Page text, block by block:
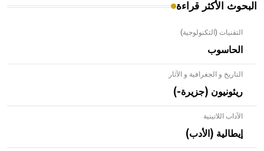
البحوث الأكثر قراءة
التقنيات (التكنولوجية)
الحاسوب
التاريخ و الجغرافية و الآثار
ريئونيون (جزيرة-)
الآداب اللاتينية
إيطالية (الأدب)